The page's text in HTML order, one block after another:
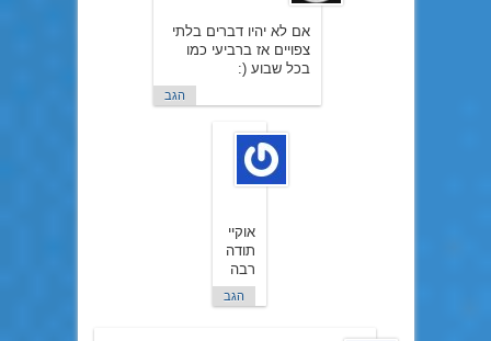
אם לא יהיו דברים בלתי
צפויים אז ברביעי כמו
בכל שבוע (:
הגב
אוקיי
תודה
רבה
הגב